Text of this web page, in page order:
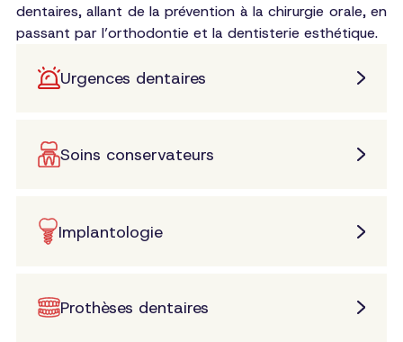
dentaires, allant de la prévention à la chirurgie orale, en
passant par l’orthodontie et la dentisterie esthétique.
Urgences dentaires
Soins conservateurs
Implantologie
Prothèses dentaires